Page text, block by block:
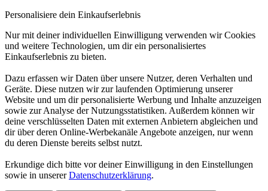
Personalisiere dein Einkaufserlebnis
Nur mit deiner individuellen Einwilligung verwenden wir Cookies
und weitere Technologien, um dir ein personalisiertes
Einkaufserlebnis zu bieten.
Dazu erfassen wir Daten über unsere Nutzer, deren Verhalten und
Geräte. Diese nutzen wir zur laufenden Optimierung unserer
Website und um dir personalisierte Werbung und Inhalte anzuzeigen
sowie zur Analyse der Nutzungsstatistiken. Außerdem können wir
deine verschlüsselten Daten mit externen Anbietern abgleichen und
dir über deren Online-Werbekanäle Angebote anzeigen, nur wenn
du deren Dienste bereits selbst nutzt.
Erkundige dich bitte vor deiner Einwilligung in den Einstellungen
sowie in unsererDatenschutzerklärung.